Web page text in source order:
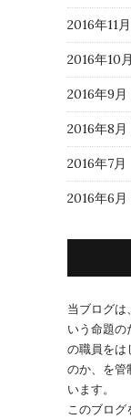
2016年11月
2016年10月
2016年9月
2016年8月
2016年7月
2016年6月
当ブログは
いう命題の
の職員をは
のか、を管
います。
このブログ